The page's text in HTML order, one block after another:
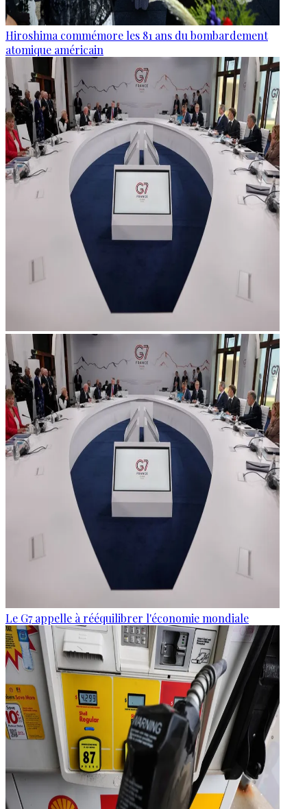
Hiroshima commémore les 81 ans du bombardement
atomique américain
Le G7 appelle à rééquilibrer l'économie mondiale